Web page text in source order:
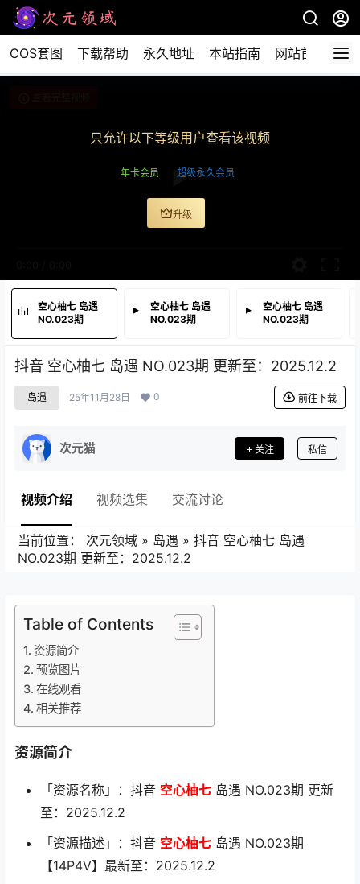
COS套图 下载帮助 永久地址 本站指南 网站首页
只允许以下等级用户查看该视频
年卡会员 超级永久会员
升级
空心柚七 岛遇
NO.023期
空心柚七 岛遇
NO.023期
空心柚七 岛遇
NO.023期
抖音 空心柚七 岛遇 NO.023期 更新至：2025.12.2
岛遇 25年11月28日 0 前往下载
次元猫 关注 私信
视频介绍 视频选集 交流讨论
当前位置： 次元领域 » 岛遇 » 抖音 空心柚七 岛遇
NO.023期 更新至：2025.12.2
Table of Contents
资源简介
预览图片
在线观看
相关推荐
资源简介
「资源名称」：抖音 空心柚七 岛遇 NO.023期 更新
至：2025.12.2
「资源描述」：抖音 空心柚七 岛遇 NO.023期
【14P4V】最新至：2025.12.2